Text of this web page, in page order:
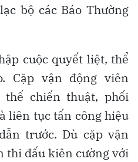
bộ các Báo Thường
cuộc quyết liệt, thể
Cặp vận động viên
chiến thuật, phối
liên tục tấn công hiệu
trước. Dù cặp vận
thi đấu kiên cường với